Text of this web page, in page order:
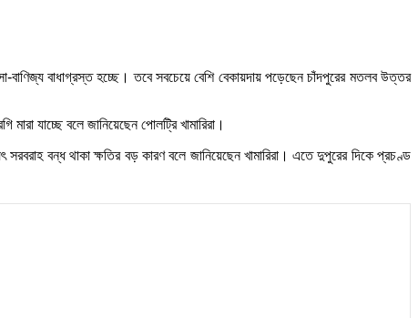
বাণিজ্য বাধাগ্রস্ত হচ্ছে। তবে সবচেয়ে বেশি বেকায়দায় পড়েছেন চাঁদপুরের মতলব উত্তর
যাচ্ছে বলে জানিয়েছেন পোলট্রি খামারিরা।
বন্ধ থাকা ক্ষতির বড় কারণ বলে জানিয়েছেন খামারিরা। এতে দুপুরের দিকে প্রচণ্ড